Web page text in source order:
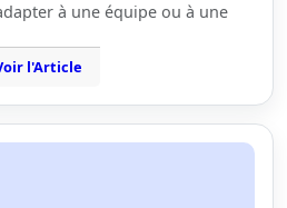
à une équipe ou à une
l'Article